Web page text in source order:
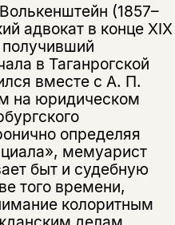
(1857–
адвокат в конце XIX
в Таганрогской
вместе с А. П.
на юридическом
определяя
мемуарист
быт и судебную
того времени,
колоритным
рассылку
рассылку
«НЛО».
на
книги